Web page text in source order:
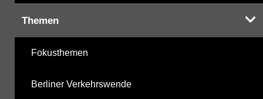
Themen
Fokusthemen
Berliner Verkehrswende